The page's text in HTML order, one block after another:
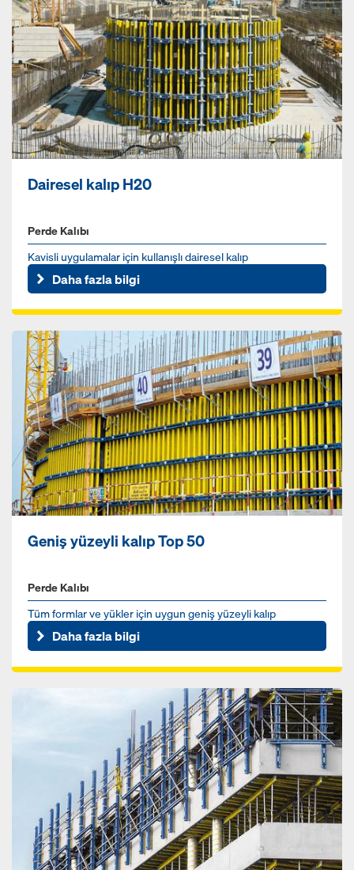
Dairesel kalıp H20
Perde Kalıbı
Kavisli uygulamalar için kullanışlı dairesel kalıp
Daha fazla bilgi
Geniş yüzeyli kalıp Top 50
Perde Kalıbı
Tüm formlar ve yükler için uygun geniş yüzeyli kalıp
Daha fazla bilgi